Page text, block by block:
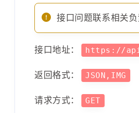
接口问题联系相关负
接口地址： https://
返回格式： JSON,IMG
请求方式： GET